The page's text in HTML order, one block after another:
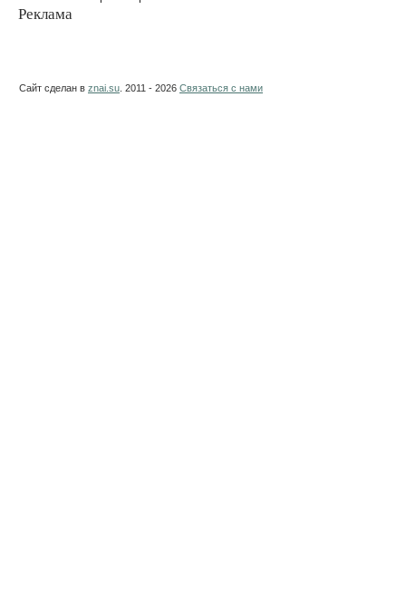
Реклама
Сайт сделан в znai.su . 2011 - 2026 Связаться с нами